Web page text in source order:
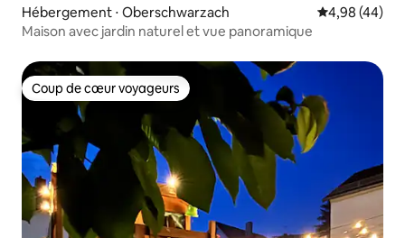
Hébergement ⋅ Oberschwarzach Évaluation
4,98 (44)
Maison avec jardin naturel et vue panoramique
Coup de cœur voyageurs
Coup de cœur voyageurs